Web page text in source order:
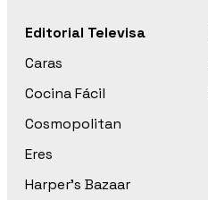
Editorial Televisa
Caras
Cocina Fácil
Cosmopolitan
Eres
Harper’s Bazaar